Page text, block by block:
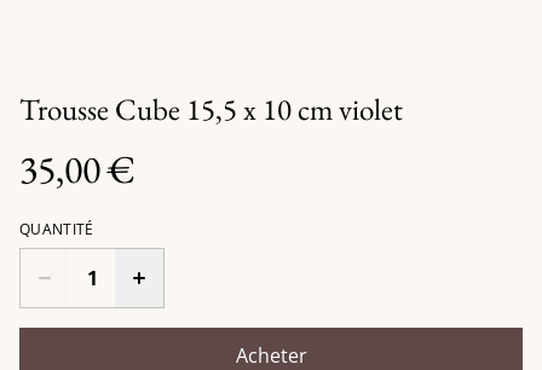
Trousse Cube 15,5 x 10 cm violet
35,00 €
QUANTITÉ
Acheter